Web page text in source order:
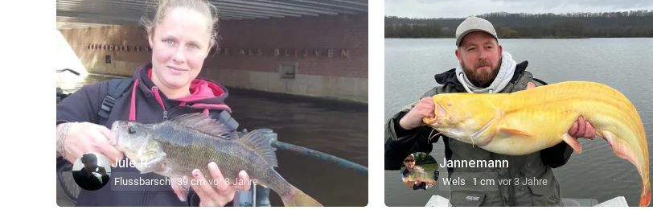
Jule R.
Flussbarsch 39 cm vor 8 Jahre
Jannemann
Wels 1 cm vor 3 Jahre